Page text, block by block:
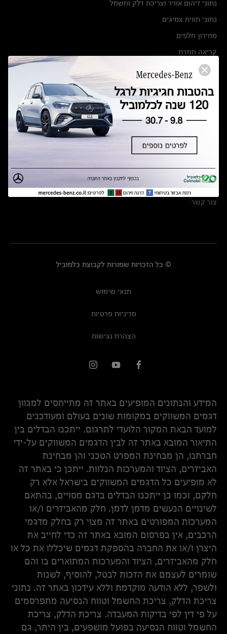
נתוני זיהום אוויר וצריכת דלק וחשמל
נתוני תווית צמיגים
מחירון חלפים
קריאה חוזרת
הודעה על הטבות לרכבי מרצדס בהסדר פשרה בתצ 56447-02-19
תקנון ימי מכירות 120 לכלמוביל
מצאו אותנו
אולמות תצוגה
מרכזי שירות
צור קשר
© כל הזכויות שמורות לקבוצת כלמוביל
תנאי שימוש
מדיניות פרטיות
הצהרת נגישות
המידע והנתונים המופיעים באתר זה מתייחסים למגוון
דגמים המשווקים במקומות שונים בעולם ומעודכנים
למועד הבאת המקור הלועדי לתרגום. ייתכנו הבדלים בין
התיאור המובא באתר זה לבין הדגמים המשווקים על-ידי
חברתנו, הן מבחינת המפרט הטכני והן מבחינת
האביזרים, הציוד והמערכות הנלוות. ייתכן כי באתר זה
לא מופיעים כל הדגמים המשווקים בישראל אלא רק
חלקם, וכמו כן ייתכנו הבדלים בדגם מסויים, בהתאם
לשינויים הנעשים מדמן לדמן. חלק מהאביזרים ו/או
המערכות המפורטים באתר זה מצוי רק בחלק מדגמי
הרכבים, אין בפרסום המובא באתר זה כדי לחייב את
היצרן ו/או את החברה בהספקת דגמים שיכללו את כל או
חלק מהאביזרים, הציוד והמערכות המתוארים בו והם
שומרים לעצמם את הזכות לבטל, להוסיף, לשנות
ולשפר, ללא הודעה מוקדמת וללא עידכון באתר זה. נתוני
צריכת הדלק, צריכת החשמל וטווח הנסיעה מתפרסמים
על פי דין לפי בדיקות המעבדה. צריכת הדלק, צריכת
החשמל וטווח הנסיעה בפועל מושפעים, בין היתר, גם